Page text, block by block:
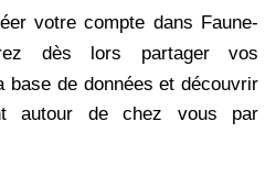
votre compte dans Faune-
dès lors partager vos
base de données et découvrir
autour de chez vous par